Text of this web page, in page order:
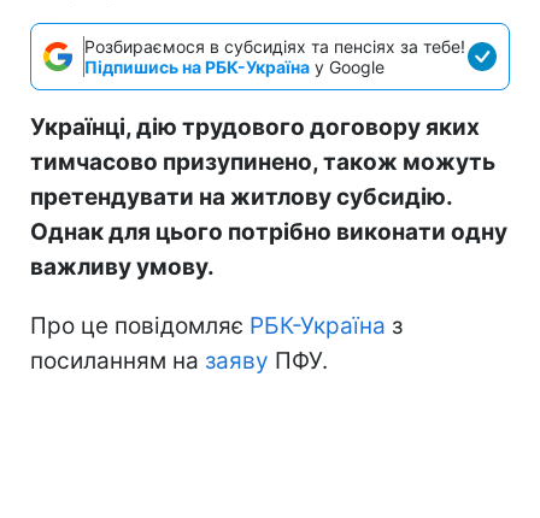
Розбираємося в субсидіях та пенсіях за тебе!
Підпишись на РБК-Україна у Google
Українці, дію трудового договору яких
тимчасово призупинено, також можуть
претендувати на житлову субсидію.
Однак для цього потрібно виконати одну
важливу умову.
Про це повідомляє РБК-Україна з
посиланням на заяву ПФУ.